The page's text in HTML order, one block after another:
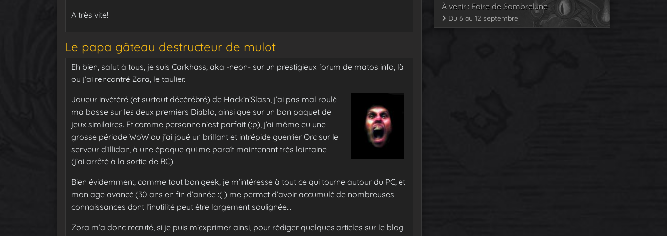
A très vite!
Le papa gâteau destructeur de mulot
Eh bien, salut à tous, je suis Carkhass, aka -neon- sur un prestigieux forum de matos info, là
ou j’ai rencontré Zora, le taulier.
Joueur invétéré (et surtout décérébré) de Hack’n’Slash, j’ai pas mal roulé
ma bosse sur les deux premiers Diablo, ainsi que sur un bon paquet de
jeux similaires. Et comme personne n’est parfait (:p), j’ai même eu une
grosse période WoW ou j’ai joué un brillant et intrépide guerrier Orc sur le
serveur d’Illidan, à une époque qui me paraît maintenant très lointaine
(j’ai arrêté à la sortie de BC).
Bien évidemment, comme tout bon geek, je m’intéresse à tout ce qui tourne autour du PC, et
mon age avancé (30 ans en fin d’année :( ) me permet d’avoir accumulé de nombreuses
connaissances dont l’inutilité peut être largement soulignée…
Zora m’a donc recruté, si je puis m’exprimer ainsi, pour rédiger quelques articles sur le blog
À venir : Foire de Sombrelune
Du 6 au 12 septembre